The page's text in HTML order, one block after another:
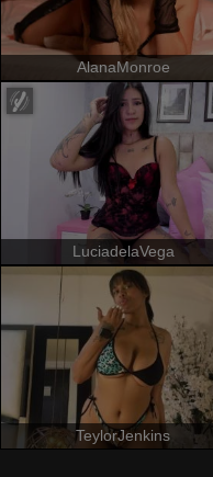
AlanaMonroe
LuciadelaVega
TeylorJenkins